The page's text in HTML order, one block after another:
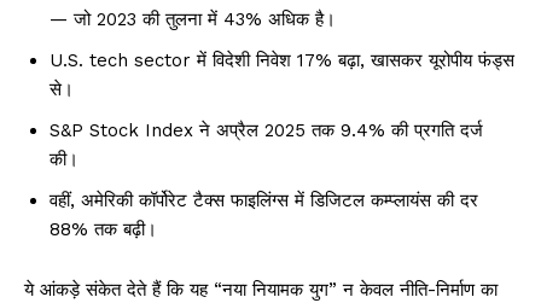
— जो 2023 की तुलना में 43% अधिक है।
U.S. tech sector में विदेशी निवेश 17% बढ़ा, खासकर यूरोपीय फंड्स
से।
S&P Stock Index ने अप्रैल 2025 तक 9.4% की प्रगति दर्ज
की।
वहीं, अमेरिकी कॉर्पोरेट टैक्स फाइलिंग्स में डिजिटल कम्प्लायंस की दर
88% तक बढ़ी।
ये आंकड़े संकेत देते हैं कि यह “नया नियामक युग” न केवल नीति-निर्माण का